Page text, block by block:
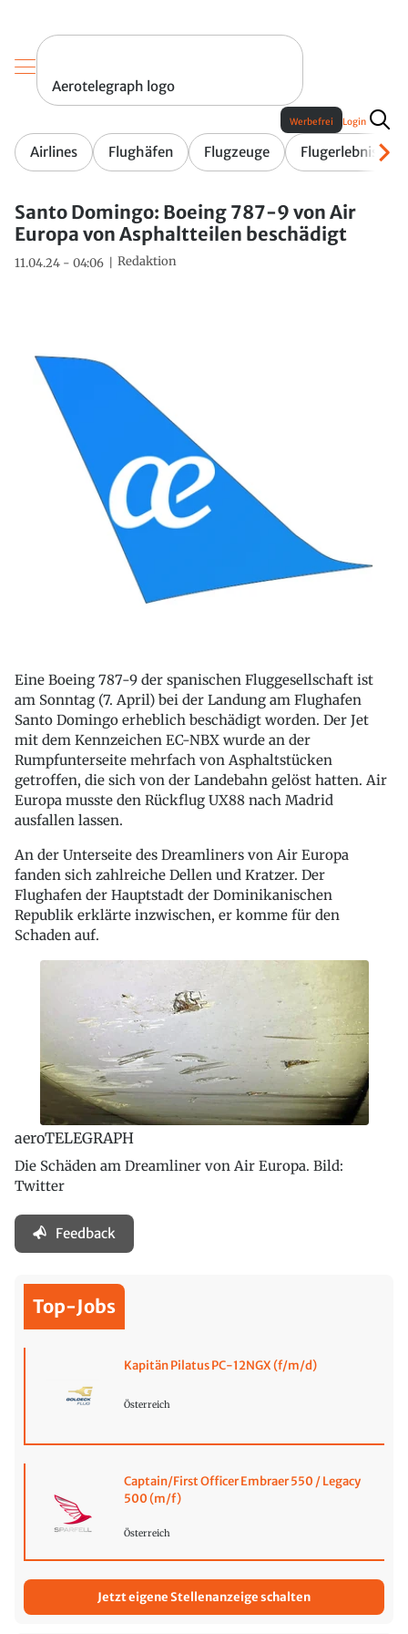
Aerotelegraph logo
Airlines Flughäfen Flugzeuge Flugerlebnis
Werbefrei Login
Santo Domingo: Boeing 787-9 von Air
Europa von Asphaltteilen beschädigt
11.04.24 - 04:06 Redaktion
Eine Boeing 787-9 der spanischen Fluggesellschaft ist
am Sonntag (7. April) bei der Landung am Flughafen
Santo Domingo erheblich beschädigt worden. Der Jet
mit dem Kennzeichen EC-NBX wurde an der
Rumpfunterseite mehrfach von Asphaltstücken
getroffen, die sich von der Landebahn gelöst hatten. Air
Europa musste den Rückflug UX88 nach Madrid
ausfallen lassen.
An der Unterseite des Dreamliners von Air Europa
fanden sich zahlreiche Dellen und Kratzer. Der
Flughafen der Hauptstadt der Dominikanischen
Republik erklärte inzwischen, er komme für den
Schaden auf.
aeroTELEGRAPH
Die Schäden am Dreamliner von Air Europa. Bild:
Twitter
Feedback
Top-Jobs
Kapitän Pilatus PC-12NGX (f/m/d)
Österreich
Captain/First Officer Embraer 550 / Legacy
500 (m/f)
Österreich
Jetzt eigene Stellenanzeige schalten